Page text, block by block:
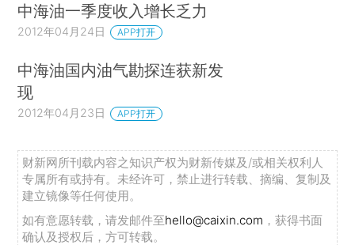
中海油一季度收入增长乏力
2012年04月24日 APP打开
中海油国内油气勘探连获新发
现
2012年04月23日 APP打开
财新网所刊载内容之知识产权为财新传媒及/或相关权利人
专属所有或持有。未经许可，禁止进行转载、摘编、复制及
建立镜像等任何使用。
如有意愿转载，请发邮件至hello@caixin.com ，获得书面
确认及授权后，方可转载。